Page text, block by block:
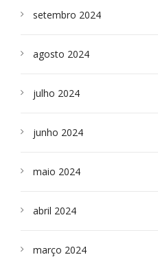
setembro 2024
agosto 2024
julho 2024
junho 2024
maio 2024
abril 2024
março 2024